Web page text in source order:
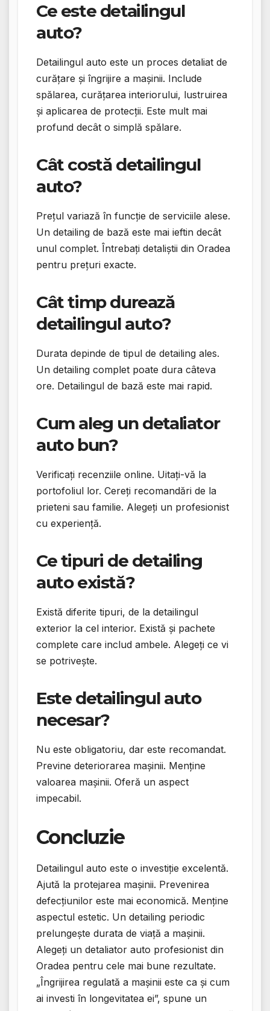
Ce este detailingul
auto?
Detailingul auto este un proces detaliat de
curățare și îngrijire a mașinii. Include
spălarea, curățarea interiorului, lustruirea
și aplicarea de protecții. Este mult mai
profund decât o simplă spălare.
Cât costă detailingul
auto?
Prețul variază în funcție de serviciile alese.
Un detailing de bază este mai ieftin decât
unul complet. Întrebați detaliștii din Oradea
pentru prețuri exacte.
Cât timp durează
detailingul auto?
Durata depinde de tipul de detailing ales.
Un detailing complet poate dura câteva
ore. Detailingul de bază este mai rapid.
Cum aleg un detaliator
auto bun?
Verificați recenziile online. Uitați-vă la
portofoliul lor. Cereți recomandări de la
prieteni sau familie. Alegeți un profesionist
cu experiență.
Ce tipuri de detailing
auto există?
Există diferite tipuri, de la detailingul
exterior la cel interior. Există și pachete
complete care includ ambele. Alegeți ce vi
se potrivește.
Este detailingul auto
necesar?
Nu este obligatoriu, dar este recomandat.
Previne deteriorarea mașinii. Menține
valoarea mașinii. Oferă un aspect
impecabil.
Concluzie
Detailingul auto este o investiție excelentă.
Ajută la protejarea mașinii. Prevenirea
defecțiunilor este mai economică. Menține
aspectul estetic. Un detailing periodic
prelungește durata de viață a mașinii.
Alegeți un detaliator auto profesionist din
Oradea pentru cele mai bune rezultate.
„Îngrijirea regulată a mașinii este ca și cum
ai investi în longevitatea ei”, spune un